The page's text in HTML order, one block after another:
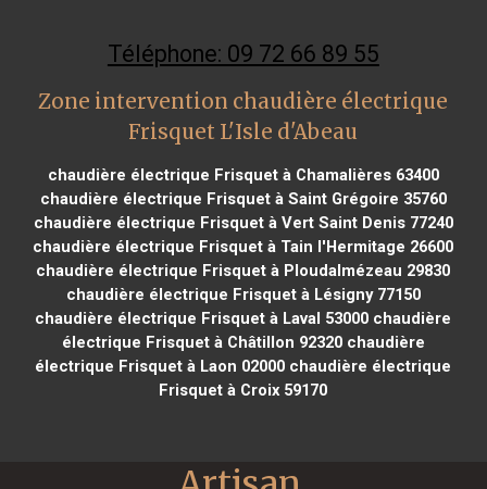
Téléphone: 09 72 66 89 55
Zone intervention chaudière électrique
Frisquet L'Isle d'Abeau
chaudière électrique Frisquet à Chamalières 63400
chaudière électrique Frisquet à Saint Grégoire 35760
chaudière électrique Frisquet à Vert Saint Denis 77240
chaudière électrique Frisquet à Tain l'Hermitage 26600
chaudière électrique Frisquet à Ploudalmézeau 29830
chaudière électrique Frisquet à Lésigny 77150
chaudière électrique Frisquet à Laval 53000 chaudière
électrique Frisquet à Châtillon 92320chaudière
électrique Frisquet à Laon 02000 chaudière électrique
Frisquet à Croix 59170